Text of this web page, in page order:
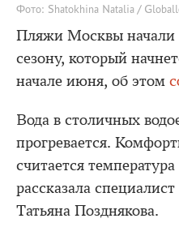
Фото: Shatokhina Natalia /
Пляжи Москвы начали
сезону, который
начале июня, об этом
Вода в столичных
прогревается.
считается
рассказала
Татьяна Позднякова.